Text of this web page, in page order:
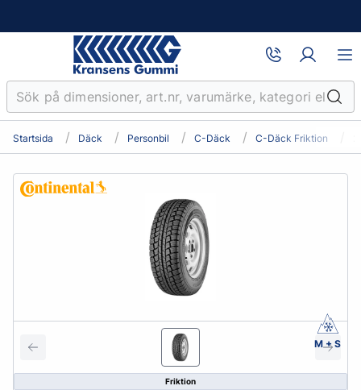
Startsida Däck Personbil C-Däck C-Däck Friktion
Friktion
M + S